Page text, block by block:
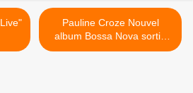
Pauline Croze Nouvel
album Bossa Nova sortie
le... >